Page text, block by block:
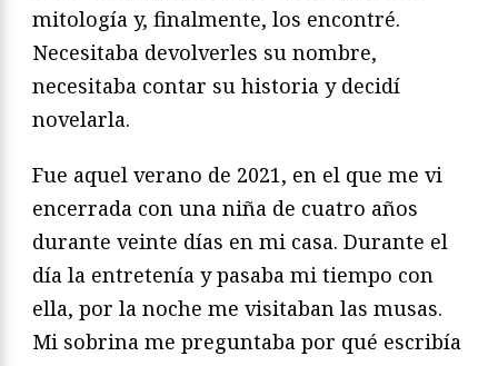
mitología y, finalmente, los encontré.
Necesitaba devolverles su nombre,
necesitaba contar su historia y decidí
novelarla.
Fue aquel verano de 2021, en el que me vi
encerrada con una niña de cuatro años
durante veinte días en mi casa. Durante el
día la entretenía y pasaba mi tiempo con
ella, por la noche me visitaban las musas.
Mi sobrina me preguntaba por qué escribía